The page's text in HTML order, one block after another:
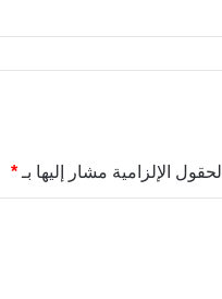
الحقول الإلزامية مشار إليها بـ *